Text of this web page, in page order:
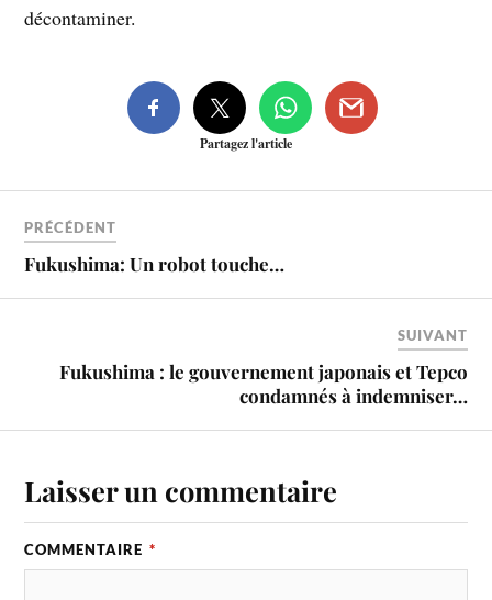
décontaminer.
Partagez l'article
PRÉCÉDENT
Fukushima: Un robot touche…
SUIVANT
Fukushima : le gouvernement japonais et Tepco
condamnés à indemniser…
Laisser un commentaire
COMMENTAIRE *